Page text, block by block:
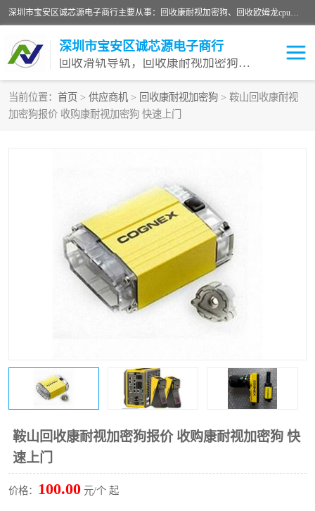
深圳市宝安区诚芯源电子商行主要从事：回收康耐视加密狗、回收欧姆龙cpu、回收欧姆龙模块等 一站式收购,能迅速便捷为客户消化库存、减少仓储、回笼资金，我们交易灵活方便，现金支付，价格优势合理，在业务方面赢得广大客户的一致好评 热情欢迎有库存需要处理的客户 请尽快联系我们
深圳市宝安区诚芯源电子商行
回收滑轨导轨，回收康耐视加密狗，回收欧姆龙PLC
当前位置： 首页 > 供应商机 > 回收康耐视加密狗 > 鞍山回收康耐视
加密狗报价 收购康耐视加密狗 快速上门
鞍山回收康耐视加密狗报价 收购康耐视加密狗 快
速上门
价格： 100.00 元/个 起
回收欧姆龙模块 回收康耐视加密狗